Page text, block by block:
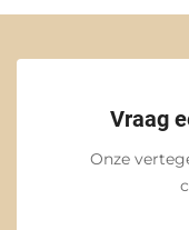
Vraag
Onze